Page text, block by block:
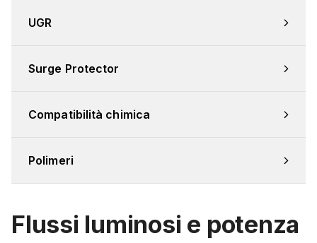
UGR
Surge Protector
Compatibilità chimica
Polimeri
Flussi luminosi e potenza